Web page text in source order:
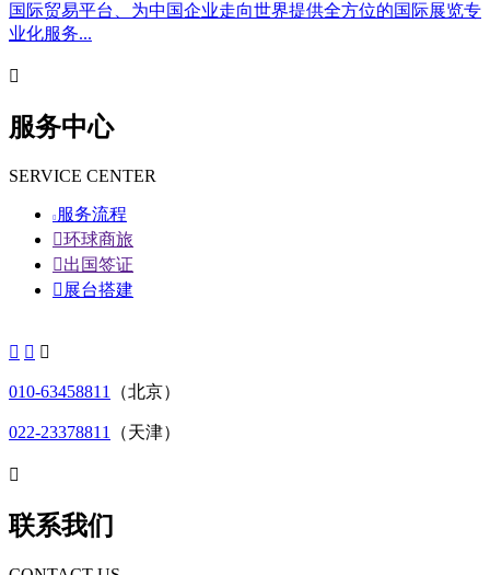
国际贸易平台、为中国企业走向世界提供全方位的国际展览专
业化服务...

服务中心
SERVICE CENTER
 服务流程
环球商旅
出国签证
 展台搭建
  
010-63458811 （北京）
022-23378811 （天津）

联系我们